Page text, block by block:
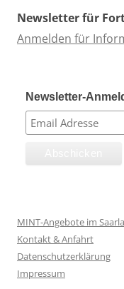
Newsletter für
Anmelden für
Newsletter-
MINT-Angebote im
Kontakt & Anfahrt
Datenschutzerklärung
Impressum